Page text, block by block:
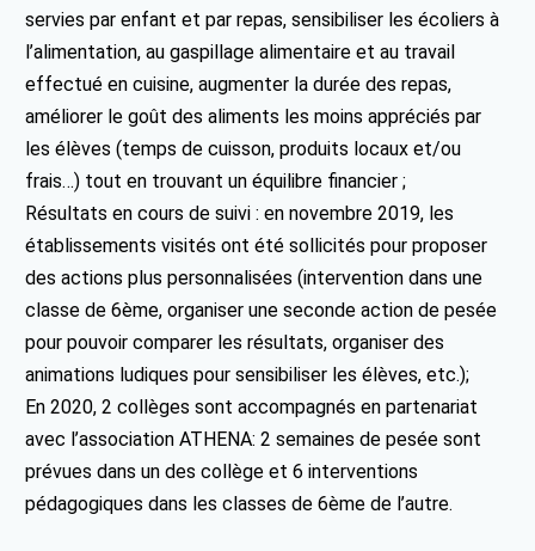
servies par enfant et par repas, sensibiliser les écoliers à
l’alimentation, au gaspillage alimentaire et au travail
effectué en cuisine, augmenter la durée des repas,
améliorer le goût des aliments les moins appréciés par
les élèves (temps de cuisson, produits locaux et/ou
frais…) tout en trouvant un équilibre financier ;
Résultats en cours de suivi : en novembre 2019, les
établissements visités ont été sollicités pour proposer
des actions plus personnalisées (intervention dans une
classe de 6ème, organiser une seconde action de pesée
pour pouvoir comparer les résultats, organiser des
animations ludiques pour sensibiliser les élèves, etc.);
En 2020, 2 collèges sont accompagnés en partenariat
avec l’association ATHENA: 2 semaines de pesée sont
prévues dans un des collège et 6 interventions
pédagogiques dans les classes de 6ème de l’autre.